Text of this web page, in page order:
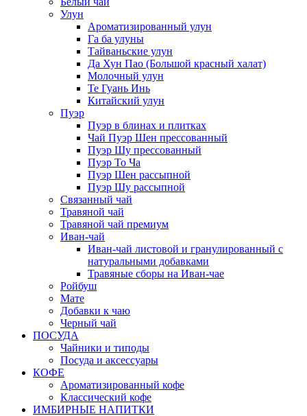
Улун
Ароматизированный улун
Га ба улуны
Тайваньские улун
Да Хун Пао (Большой красный халат)
Молочный улун
Те Гуань Инь
Китайский улун
Пуэр
Пуэр в блинах и плитках
Чай Пуэр Шен прессованный
Пуэр Шу прессованный
Пуэр То Ча
Пуэр Шен рассыпной
Пуэр Шу рассыпной
Связанный чай
Травяной чай
Травяной чай премиум
Иван-чай
Иван-чай листовой и гранулированный с
натуральными добавками
Травяные сборы на Иван-чае
Ройбуш
Мате
Добавки к чаю
Черный чай
ПОСУДА
Чайники и типоды
Посуда и аксессуары
КОФЕ
Ароматизированный кофе
Классический кофе
ИМБИРНЫЕ НАПИТКИ